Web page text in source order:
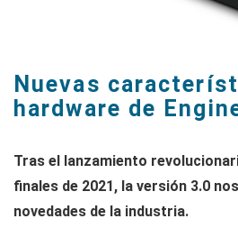
Nuevas
hardware de
Tras el lanzamiento
finales de 2021, la versión 3.0
novedades de la industria.